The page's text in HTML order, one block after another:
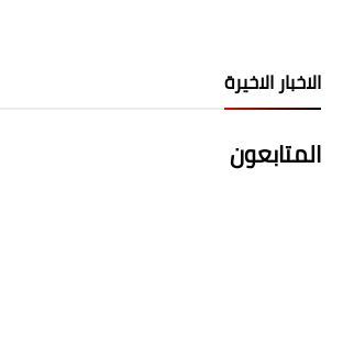
الاخبار الاخيرة
المتابعون